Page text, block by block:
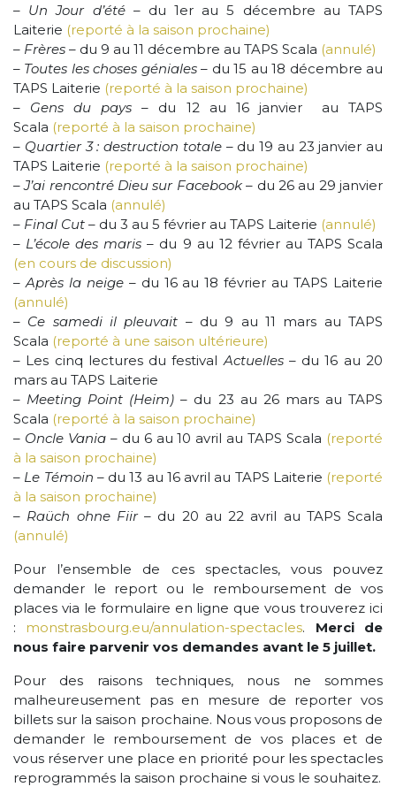
– Un Jour d’été– du 1er au 5 décembre au TAPS
Laiterie (reporté à la saison prochaine)
– Frères – du 9 au 11 décembre au TAPS Scala (annulé)
– Toutes les choses géniales– du 15 au 18 décembre au
TAPS Laiterie (reporté à la saison prochaine)
– Gens du pays – du 12 au 16 janvier au TAPS
Scala (reporté à la saison prochaine)
– Quartier 3 : destruction totale– du 19 au 23 janvier au
TAPS Laiterie (reporté à la saison prochaine)
–J’ai rencontré Dieu sur Facebook– du 26 au 29 janvier
au TAPS Scala (annulé)
– Final Cut – du 3 au 5 février au TAPS Laiterie (annulé)
– L’école des maris – du 9 au 12 février au TAPS Scala
(en cours de discussion)
–Après la neige– du 16 au 18 février au TAPS Laiterie
(annulé)
– Ce samedi il pleuvait – du 9 au 11 mars au TAPS
Scala (reporté à une saison ultérieure)
– Les cinq lectures du festivalActuelles– du 16 au 20
mars au TAPS Laiterie
– Meeting Point (Heim) – du 23 au 26 mars au TAPS
Scala (reporté à la saison prochaine)
– Oncle Vania– du 6 au 10 avril au TAPS Scala (reporté
à la saison prochaine)
– Le Témoin – du 13 au 16 avril au TAPS Laiterie (reporté
à la saison prochaine)
– Raüch ohne Fiir– du 20 au 22 avril au TAPS Scala
(annulé)
Pour l’ensemble de ces spectacles, vous pouvez
demander le report ou le remboursement de vos
places via le formulaire en ligne que vous trouverez ici
: monstrasbourg.eu/annulation-spectacles. Merci de
nous faire parvenir vos demandes avant le 5 juillet.
Pour des raisons techniques, nous ne sommes
malheureusement pas en mesure de reporter vos
billets sur la saison prochaine. Nous vous proposons de
demander le remboursement de vos places et de
vous réserver une place en priorité pour les spectacles
reprogrammés la saison prochaine si vous le souhaitez.